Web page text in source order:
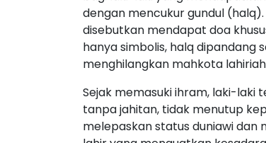
dengan mencukur gundul
disebutkan mendapat doa
hanya simbolis, halq dipandang
menghilangkan mahkota
Sejak memasuki ihram, laki-laki
tanpa jahitan, tidak menutup
melepaskan status duniawi dan